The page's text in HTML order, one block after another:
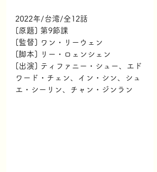
2022年/台湾/全12話
[原題] 第9節課
[監督] ワン・リーウェン
[脚本] リー・ロェンシェン
[出演] ティファニー・シュー、エド
ワード・チェン、イン・シン、シュ
エ・シーリン、チャン・ジンラン